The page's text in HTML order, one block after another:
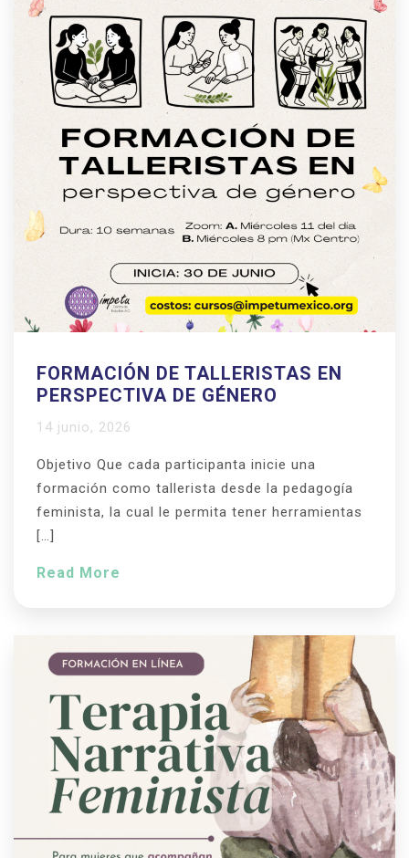
FORMACIÓN DE TALLERISTAS EN
PERSPECTIVA DE GÉNERO
14 junio, 2026
Objetivo Que cada participanta inicie una
formación como tallerista desde la pedagogía
feminista, la cual le permita tener herramientas
[…]
Read More